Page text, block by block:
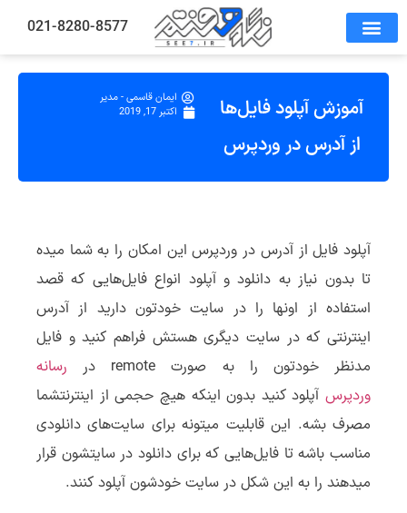
021-8280-8577
آموزش آپلود فایل‌ها
از آدرس در وردپرس
ایمان قاسمی - مدیر
اکتبر 17, 2019
آپلود فایل از آدرس در وردپرس این امکان را به شما میده
تا بدون نیاز به دانلود و آپلود انواع فایل‌هایی که قصد
استفاده از اونها را در سایت خودتون دارید از آدرس
اینترنتی که در سایت دیگری هستش فراهم کنید و فایل
مدنظر خودتون را به صورت remote در
رسانه
وردپرس آپلود کنید بدون اینکه هیچ حجمی از اینترنتشما
مصرف بشه. این قابلیت میتونه برای سایت‌های دانلودی
مناسب باشه تا فایل‌هایی که برای دانلود در سایتشون قرار
میدهند را به این شکل در سایت خودشون آپلود کنند.